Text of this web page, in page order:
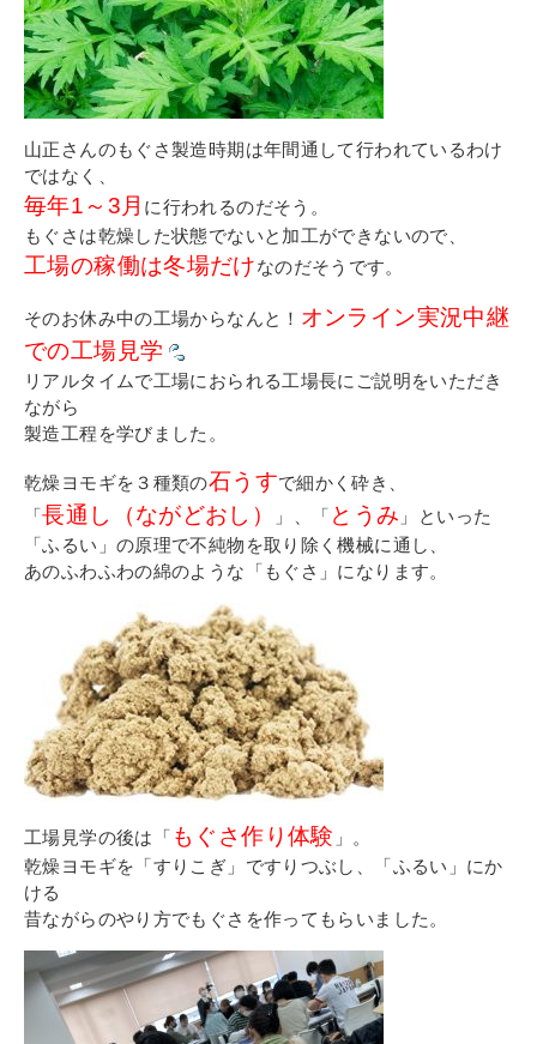
山正さんのもぐさ製造時期は年間通して行われているわけ
ではなく、
毎年1～3月 に行われるのだそう。
もぐさは乾燥した状態でないと加工ができないので、
工場の稼働は冬場だけなのだそうです。
そのお休み中の工場からなんと！ オンライン実況中継
での工場見学
リアルタイムで工場におられる工場長にご説明をいただき
ながら
製造工程を学びました。
乾燥ヨモギを３種類の石うすで細かく砕き、
「長通し（ながどおし） 」、「 とうみ 」といった
「ふるい」の原理で不純物を取り除く機械に通し、
あのふわふわの綿のような「もぐさ」になります。
工場見学の後は「 もぐさ作り体験 」。
乾燥ヨモギを「すりこぎ」ですりつぶし、「ふるい」にか
ける
昔ながらのやり方でもぐさを作ってもらいました。